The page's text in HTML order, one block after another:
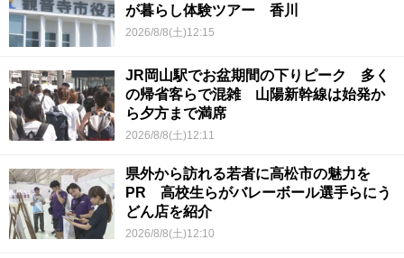
が暮らし体験ツアー 香川
2026/8/8(土)12:15
JR岡山駅でお盆期間の下りピーク 多く
の帰省客らで混雑 山陽新幹線は始発か
ら夕方まで満席
2026/8/8(土)12:11
県外から訪れる若者に高松市の魅力を
PR 高校生らがバレーボール選手らにう
どん店を紹介
2026/8/8(土)12:10